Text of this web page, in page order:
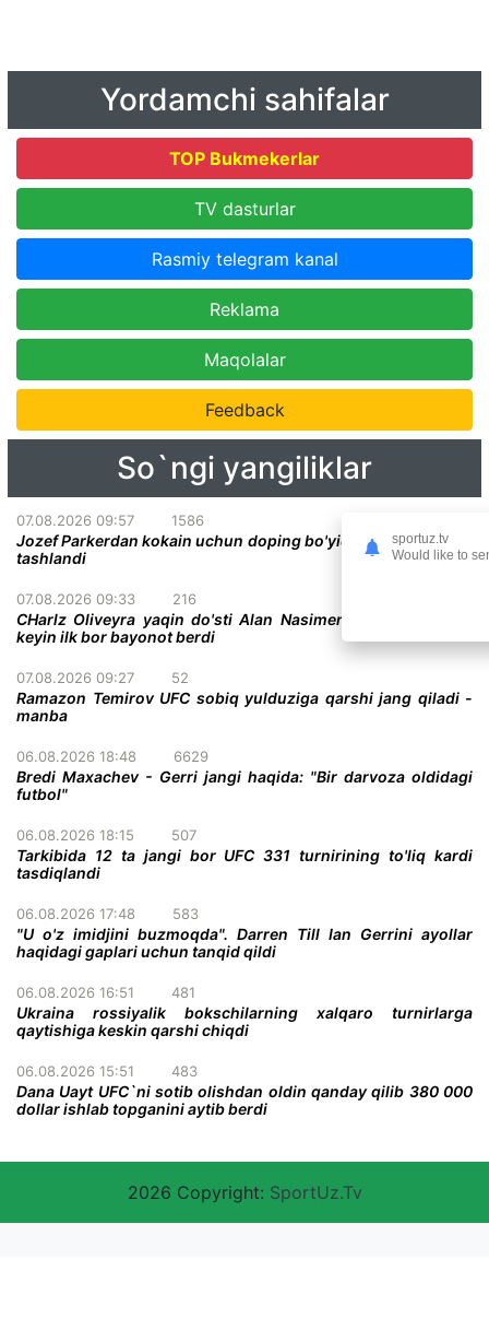
Yordamchi sahifalar
TOP Bukmekerlar
TV dasturlar
Rasmiy telegram kanal
Reklama
Maqolalar
Feedback
So`ngi yangiliklar
07.08.2026 09:57 1586
Jozef Parkerdan kokain uchun doping bo'yicha ayblovlar olib
tashlandi
07.08.2026 09:33 216
CHarlz Oliveyra yaqin do'sti Alan Nasimentoning vafotidan
keyin ilk bor bayonot berdi
07.08.2026 09:27 52
Ramazon Temirov UFC sobiq yulduziga qarshi jang qiladi -
manba
06.08.2026 18:48 6629
Bredi Maxachev - Gerri jangi haqida: "Bir darvoza oldidagi
futbol"
06.08.2026 18:15 507
Tarkibida 12 ta jangi bor UFC 331 turnirining to'liq kardi
tasdiqlandi
06.08.2026 17:48 583
"U o'z imidjini buzmoqda". Darren Till Ian Gerrini ayollar
haqidagi gaplari uchun tanqid qildi
06.08.2026 16:51 481
Ukraina rossiyalik bokschilarning xalqaro turnirlarga
qaytishiga keskin qarshi chiqdi
06.08.2026 15:51 483
Dana Uayt UFC`ni sotib olishdan oldin qanday qilib 380 000
dollar ishlab topganini aytib berdi
2026 Copyright: SportUz.Tv
sportuz.tv
Would like to